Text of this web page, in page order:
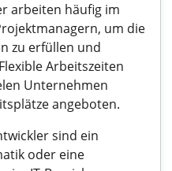
arbeiten häufig im
um die
zu erfüllen und
Arbeitszeiten
Unternehmen
angeboten.
sind ein
oder eine